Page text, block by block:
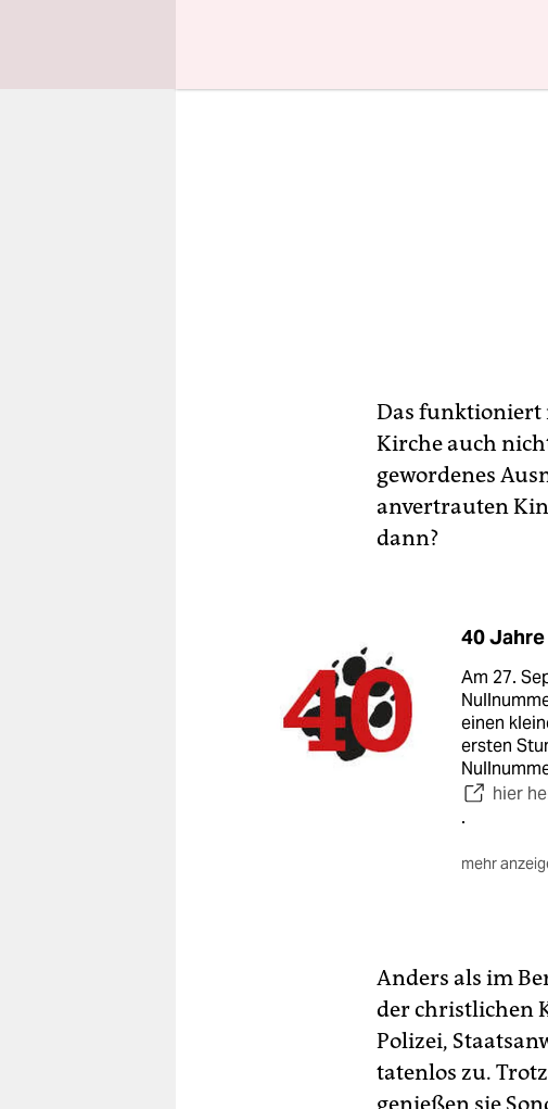
Das funktioniert
Kirche auch
gewordenes
anvertrauten
dann?
40 Jahre
Am 27.
einen
ersten
hier
.
mehr
Text
Anders als im
der christlichen
Polizei,
tatenlos zu.